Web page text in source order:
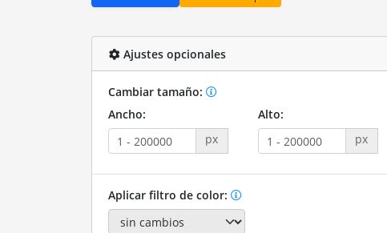
Ajustes opcionales
Cambiar tamaño:
Ancho:
px
Alto:
px
Aplicar filtro de color: